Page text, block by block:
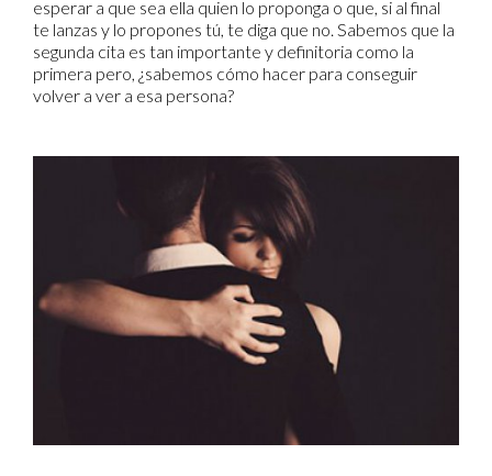
esperar a que sea ella quien lo proponga o que, si al final
te lanzas y lo propones tú, te diga que no. Sabemos que la
segunda cita es tan importante y definitoria como la
primera pero, ¿sabemos cómo hacer para conseguir
volver a ver a esa persona?